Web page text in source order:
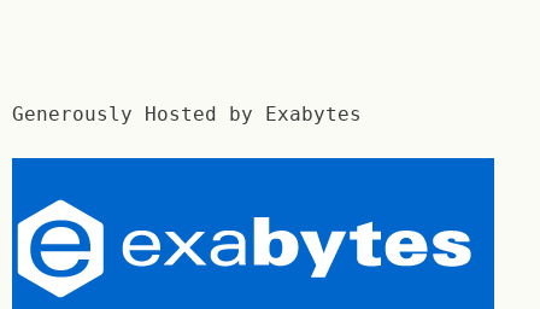
Generously Hosted by Exabytes